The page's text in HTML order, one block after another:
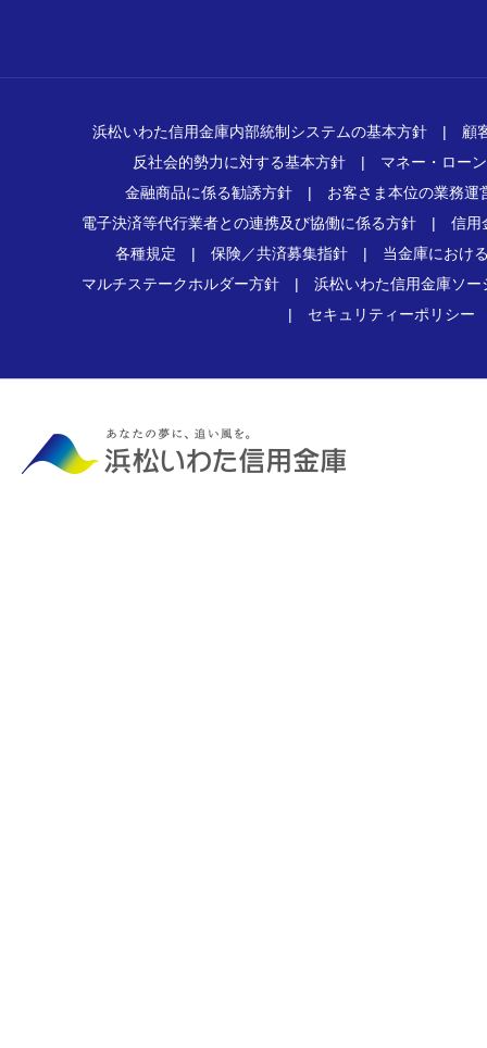
浜松いわた信用金庫内部統制システムの基本方針 | 顧
反社会的勢力に対する基本方針 | マネー・ロー
金融商品に係る勧誘方針 | お客さま本位の業務運
電子決済等代行業者との連携及び協働に係る方針 | 信用
各種規定 | 保険／共済募集指針 | 当金庫におけ
マルチステークホルダー方針 | 浜松いわた信用金庫ソ
| セキュリティーポリシー